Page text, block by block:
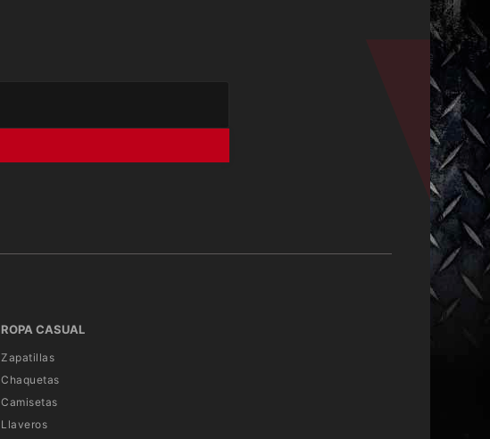
ROPA CASUAL
Zapatillas
Chaquetas
Camisetas
Llaveros